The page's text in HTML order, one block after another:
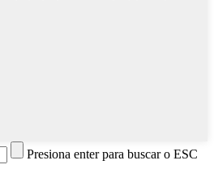
Presiona enter para buscar o ESC